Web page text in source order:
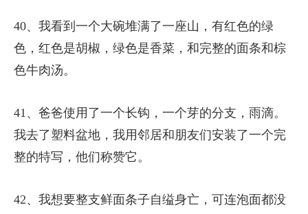
40、我看到一个大碗堆满了一座山，有红色的绿
色，红色是胡椒，绿色是香菜，和完整的面条和棕
色牛肉汤。
41、爸爸使用了一个长钩，一个芽的分支，雨滴。
我去了塑料盆地，我用邻居和朋友们安装了一个完
整的特写，他们称赞它。
42、我想要整支鲜面条子自缢身亡，可连泡面都没